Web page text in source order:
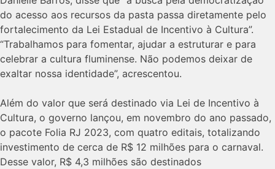
do acesso aos recursos da pasta passa diretamente pelo
fortalecimento da Lei Estadual de Incentivo à Cultura”.
“Trabalhamos para fomentar, ajudar a estruturar e para
celebrar a cultura fluminense. Não podemos deixar de
exaltar nossa identidade”, acrescentou.
Além do valor que será destinado via Lei de Incentivo à
Cultura, o governo lançou, em novembro do ano passado,
o pacote Folia RJ 2023, com quatro editais, totalizando
investimento de cerca de R$ 12 milhões para o carnaval.
Desse valor, R$ 4,3 milhões são destinados